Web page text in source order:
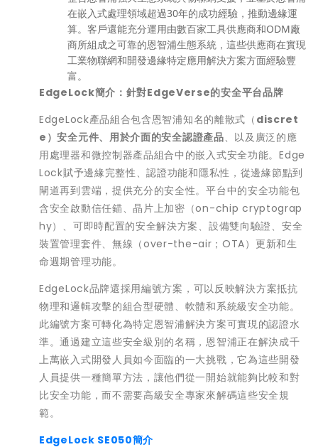
在嵌入式處理領域超過30年的成功經驗，推動邊緣運
算。客戶還能充分運用由數百家工具供應商和ODM廠
商所組成之可靠的恩智浦生態系統，這些供應商在實現
工業物聯網和開發邊緣特定應用解決方案方面經驗豐
富。
EdgeLock簡介：針對EdgeVerse的安全平台品牌
EdgeLock產品組合包含恩智浦知名的離散式（ discret
e ）安全元件、用於介面的安全認證產品、以及廣泛的應
用處理器和微控制器產品組合中的嵌入式安全功能。Edge
Lock賦予邊緣完整性、認證功能和隱私性，從邊緣節點到
閘道再到雲端，提供充分的安全性。平台中的安全功能包
含安全啟動信任錨、晶片上加密（on-chip cryptograp
hy）、可即時配置的安全解決方案、設備雙向驗證、安全
裝置管理套件、無線（over-the-air；OTA）更新和生
命週期管理功能。
EdgeLock品牌還採用編號方案，可以反映解決方案抵抗
物理和邏輯攻擊的組合型硬體、軟體和系統級安全功能。
此編號方案可轉化為特定恩智浦解決方案可實現的認證水
準。通過建立這些安全級別的名稱，恩智浦正在解決成千
上萬嵌入式開發人員如今面臨的一大挑戰，它為這些開發
人員提供一種簡單方法，讓他們從一開始就能夠比較和對
比安全功能，而不需要高級安全專家來解碼這些安全規
範。
EdgeLock SE050簡介